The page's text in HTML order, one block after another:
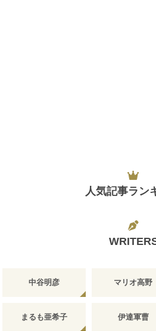
人気記事ラン
中谷明彦 マリオ高野
まるも亜希子 伊達軍曹